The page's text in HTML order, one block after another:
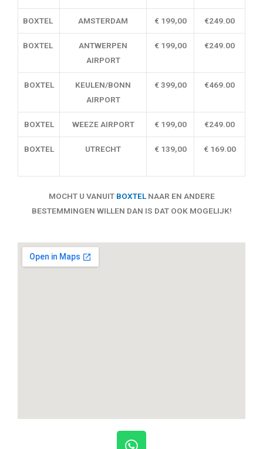
BOXTEL AMSTERDAM € 199,00 €249.00
BOXTEL
ANTWERPEN
AIRPORT
€ 199,00 €249.00
BOXTEL
KEULEN/BONN
AIRPORT
€ 399,00 €469.00
BOXTEL WEEZE AIRPORT € 199,00 €249.00
BOXTEL UTRECHT € 139,00 € 169.00
MOCHT U VANUIT BOXTELNAAR EN ANDERE
BESTEMMINGEN WILLEN DAN IS DAT OOK MOGELIJK!